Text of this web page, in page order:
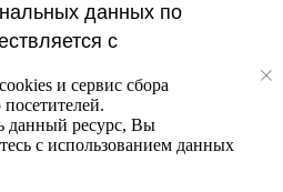
и сервис сбора
данный ресурс, Вы
с использованием данных
данных по
с
на основе
и ассиметричных